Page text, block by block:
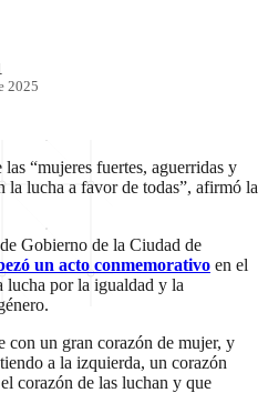
2025
“mujeres fuertes, aguerridas y
la lucha a favor de todas”, afirmó la
Gobierno de la Ciudad de
un acto conmemorativo en el
lucha por la igualdad y la
con un gran corazón de mujer, y
a la izquierda, un corazón
corazón de las luchan y que